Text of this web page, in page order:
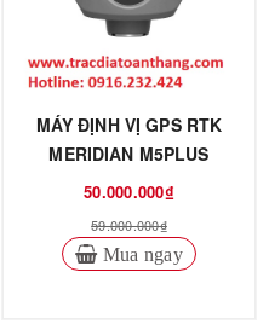
MÁY ĐỊNH VỊ GPS RTK
MERIDIAN M5PLUS
50.000.000₫
59.000.000₫
Mua ngay